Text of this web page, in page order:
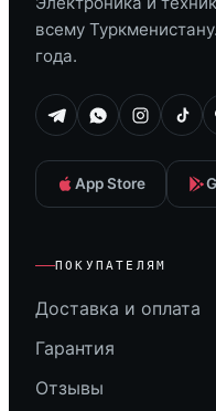
всему
года.
App Store
ПОКУПАТЕЛЯМ
Доставка и оплата
Гарантия
Отзывы